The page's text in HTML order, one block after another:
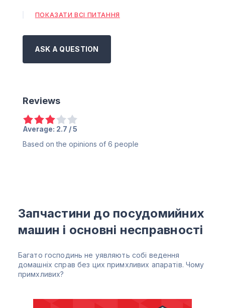
ПОКАЗАТИ ВСІ ПИТАННЯ
ASK A QUESTION
Reviews
Average: 2.7 / 5
Based on the opinions of 6 people
Запчастини до посудомийних
машин і основні несправності
Багато господинь не уявляють собі ведення
домашніх справ без цих примхливих апаратів. Чому
примхливих?